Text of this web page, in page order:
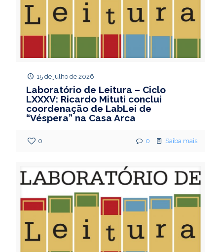
15 de julho de 2026
Laboratório de Leitura – Ciclo
LXXXV: Ricardo Mituti conclui
coordenação de LabLei de
“Véspera” na Casa Arca
0 0 Saiba mais